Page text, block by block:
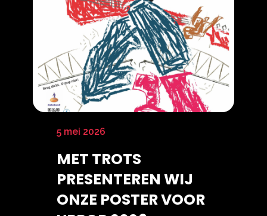
5 mei 2026
MET TROTS
PRESENTEREN WIJ
ONZE POSTER VOOR